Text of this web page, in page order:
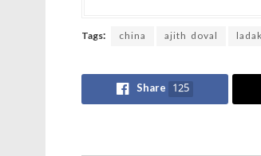
Tags: china ajith doval
Share 125